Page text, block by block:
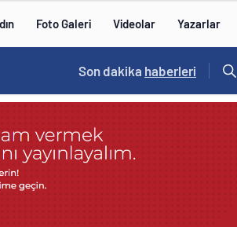
Foto Galeri Videolar Yazarlar
15:20 /
Son dakika haberleri